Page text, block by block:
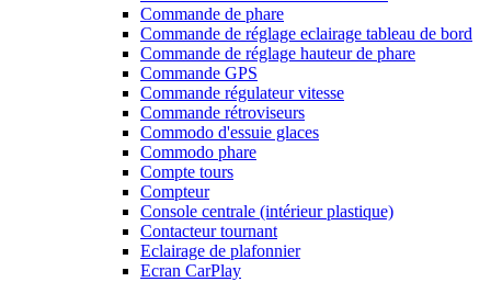
Commande de phare
Commande de réglage eclairage tableau de bord
Commande de réglage hauteur de phare
Commande GPS
Commande régulateur vitesse
Commande rétroviseurs
Commodo d'essuie glaces
Commodo phare
Compte tours
Compteur
Console centrale (intérieur plastique)
Contacteur tournant
Eclairage de plafonnier
Ecran CarPlay